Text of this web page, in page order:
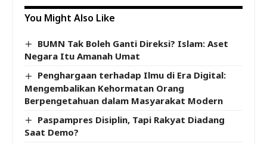
You Might Also Like
BUMN Tak Boleh Ganti Direksi? Islam: Aset
Negara Itu Amanah Umat
Penghargaan terhadap Ilmu di Era Digital:
Mengembalikan Kehormatan Orang
Berpengetahuan dalam Masyarakat Modern
Paspampres Disiplin, Tapi Rakyat Diadang
Saat Demo?